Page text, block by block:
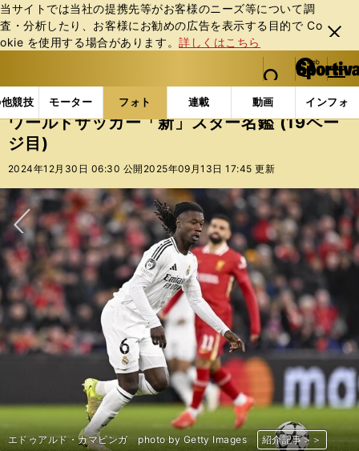
当サイトでは当社の提携先等がお客様のニーズ等について調
査・分析したり、お客様にお勧めの広告を表⽰する⽬的で Co
okie を使⽤する場合があります。詳しくはこちら
閉じ
る
web Sportiva (webスポルティーバ)
検索
マイペ
ー
ジ
メニュ
競技 モーター フォト 連載 動画 インフォ
b
ス
ポ
ル
バ
フォトギャラリー コラムフォト ワールドサッカー
ワールドサッカー「新」スター名鑑 (19ペー
ジ目)
2024年12月30日 06:30 公開 2025年09月13日 17:45 更新
次へ
ラミン・ヤマル photo by Getty Images 紹介記事＞＞
コール・パーマー photo by Getty Images 紹介記事＞＞
ジュード・ベリンガム photo by Getty Images 紹介記事＞＞
アーリング・ハーランド（左）＆アルテム・ドフビク（右） photo by
Getty Images 紹介記事＞＞
オスカー・ボブ（左）＆ジェレミー・ドク（右） photo by Getty
Images 紹介記事＞＞
リコ・ルイス photo by Getty Images 紹介記事＞＞
ヴィクトル・ギェケレシュ photo by Getty Images 紹介記事＞＞
マルティン・ウーデゴール photo by Getty Images 紹介記事＞＞
ダニ・オルモ photo by Getty Images 紹介記事＞＞
ラフィーニャ photo by Getty Images 紹介記事＞＞
ペドリ photo by Getty Images 紹介記事＞＞
パウ・クバルシ（左）＆イニゴ・マルティネス（右） photo by Getty
Images 紹介記事＞＞
三笘薫 photo by Getty Images 紹介記事＞＞
南野拓実 photo by Getty Images 紹介記事＞＞
中村敬斗 photo by Kishiku Torao 紹介記事＞＞
ロドリゴ photo by Getty Images 紹介記事＞＞
フェデリコ・バルベルデ photo by Getty Images 紹介記事＞＞
エンドリッキ photo by Getty Images 紹介記事＞＞
エドゥアルド・カマビンガ photo by Getty Images 紹介記事＞＞
キリアン・エムバペ photo by Getty Images 紹介記事＞＞
フロリアン・ビルツ（左）＆ジャマル・ムシアラ（右） photo by Getty
Images 紹介記事＞＞
ライアン・フラーフェンベルフ photo by Getty Images 紹介記事＞＞
コーディ・ガクポ photo by Getty Images 紹介記事＞＞
アレクサンデル・イサク photo by Getty Images 紹介記事＞＞
ブライアン・ムベウモ（左）＆クリス・ウッド（右） photo by Getty
Images 紹介記事＞＞
フリアン・アルバレス photo by Getty Images 紹介記事＞＞
ラヤン・シェルキ photo by Getty Images 紹介記事＞＞
ラヤン・アイト＝ヌーリ photo by Getty Images 紹介記事＞＞
ヨシュコ・グバルディオル photo by Getty Images 紹介記事＞＞
ウスマン・デンベレ photo by Getty Images 紹介記事＞＞
デジレ・ドゥエ photo by Getty Images 紹介記事＞＞
フビチャ・クバラツヘリア photo by Getty Images 紹介記事＞＞
ヴィティーニャ photo by Getty Images 紹介記事＞＞
ヌーノ・メンデス photo by Getty Images 紹介記事＞＞
ジョアン・ネベス photo by Getty Images 紹介記事＞＞
マテウス・クーニャ photo by Getty Images 紹介記事＞＞
ブルーノ・フェルナンデス photo by Getty Images 紹介記事＞＞
リサンドロ・マルティネス photo by Getty Images 紹介記事＞＞
モハメド・サラー photo by Getty Images 紹介記事＞＞
アリソン・ベッカー photo by Getty Images 紹介記事＞＞
ドミニク・ソボスライ photo by Getty Images 紹介記事＞＞
ラウタロ・マルティネス（左）＆マルクス・テュラム（右） photo by
Getty Images 紹介記事＞＞
トゥーン・コープマイネルス photo by Getty Images 紹介記事＞＞
アデモラ・ルックマン photo by Getty Images 紹介記事＞＞
ラファエル・レオン photo by Getty Images 紹介記事＞＞
メイソン・グリーンウッド photo by Getty Images 紹介記事＞＞
ケビン・デ・ブライネ photo by Getty Images 紹介記事＞＞
ルカ・モドリッチ photo by Getty Images 紹介記事＞＞
ロメル・ルカク photo by Getty Images 紹介記事＞＞
クリスティアーノ・ロナウド photo by Mutsu Kawamori／
MUTSUFOTOGRAFIA 紹介記事＞＞
アルダ・ギュレル photo by Getty Images 紹介記事＞＞
フランコ・マスタントゥオーノ photo by Getty Images 紹介記事＞＞
ディーン・ハイセン photo by Getty Images 紹介記事＞＞
マルク・ククレジャ photo by Getty Images 紹介記事＞＞
エステバン photo by Getty Images 紹介記事＞＞
ルーカス・パケタ photo by Getty Images 紹介記事＞＞
前へ